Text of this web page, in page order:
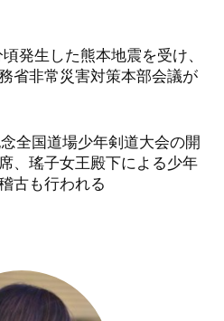
発生した熊本地震を受け、
省非常災害対策本部会議が
全国道場少年剣道大会の開
、瑤子女王殿下による少年
古も行われる